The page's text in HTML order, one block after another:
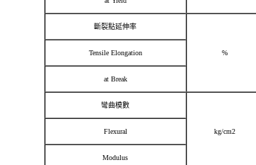
斷裂點延伸率
%
Tensile Elongation
at Break
彎曲模數
kg/cm2
Flexural
Modulus